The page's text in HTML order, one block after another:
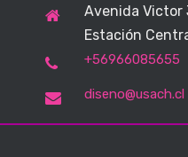
Avenida Victor
Estación
+56966085655
diseno@usach.cl